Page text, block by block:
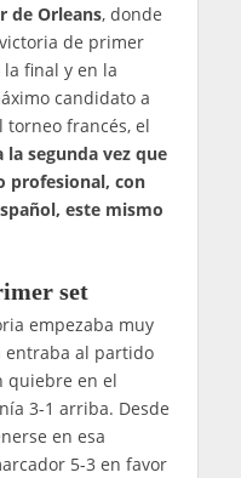
de Orleans, donde
de primer
final y en la
candidato a
torneo francés, el
la segunda vez que
profesional, con
este mismo
set
empezaba muy
entraba al partido
quiebre en el
3-1 arriba. Desde
en esa
5-3 en favor